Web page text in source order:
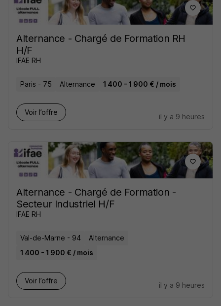
Alternance - Chargé de Formation RH
H/F
IFAE RH
Paris - 75 Alternance 1 400 - 1 900 € / mois
Voir l’offre
il y a 9 heures
Alternance - Chargé de Formation -
Secteur Industriel H/F
IFAE RH
Val-de-Marne - 94
Alternance
1 400 - 1 900 € / mois
Voir l’offre
il y a 9 heures